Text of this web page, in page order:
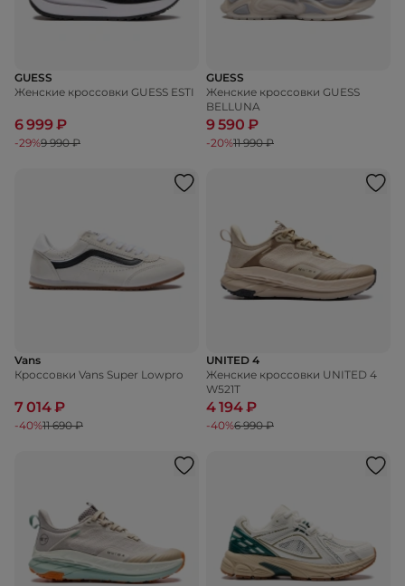
GUESS
Женские кроссовки GUESS ESTI
6 999 ₽
-29%9 990 ₽
GUESS
Женские кроссовки GUESS
BELLUNA
9 590 ₽
-20%11 990 ₽
Vans
Кроссовки Vans Super Lowpro
7 014 ₽
-40%11 690 ₽
UNITED 4
Женские кроссовки UNITED 4
W521T
4 194 ₽
-40%6 990 ₽